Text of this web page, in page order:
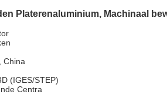
Platerenaluminium, Machinaal
China
(IGES/STEP)
Centra